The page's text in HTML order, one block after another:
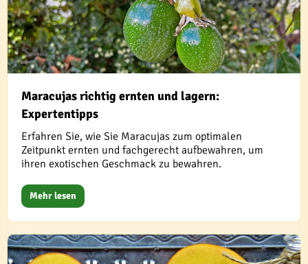
Maracujas richtig ernten und lagern:
Expertentipps
Erfahren Sie, wie Sie Maracujas zum optimalen
Zeitpunkt ernten und fachgerecht aufbewahren, um
ihren exotischen Geschmack zu bewahren.
Mehr lesen